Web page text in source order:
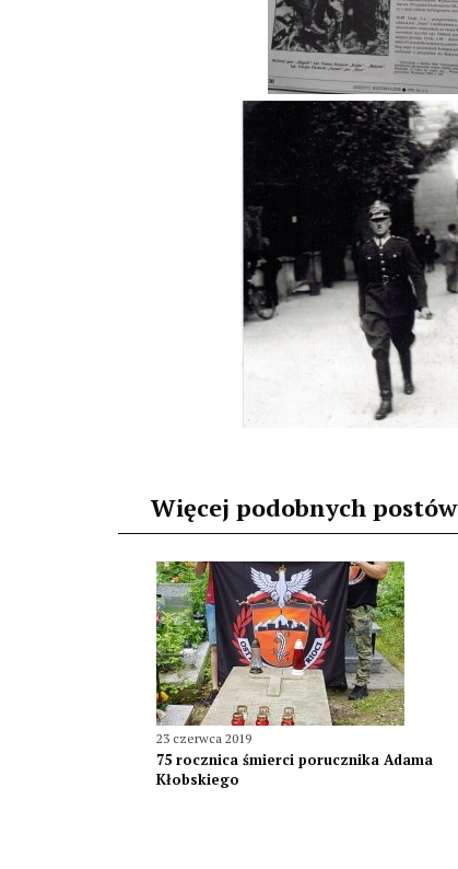
Więcej podobnych postów
23 czerwca 2019
75 rocznica śmierci porucznika Adama
Kłobskiego